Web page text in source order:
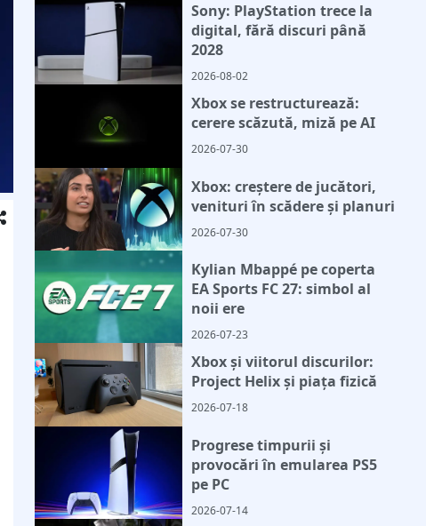
Sony: PlayStation trece la
digital, fără discuri până
2028
2026-08-02
Xbox se restructurează:
cerere scăzută, miză pe AI
2026-07-30
Xbox: creștere de jucători,
venituri în scădere și planuri
2026-07-30
Kylian Mbappé pe coperta
EA Sports FC 27: simbol al
noii ere
2026-07-23
Xbox și viitorul discurilor:
Project Helix și piața fizică
2026-07-18
Progrese timpurii și
provocări în emularea PS5
pe PC
2026-07-14